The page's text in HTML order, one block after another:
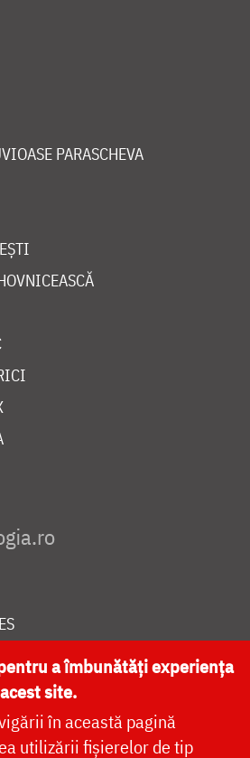
PARASCHEVA
CATEDRALA NAȚIONALĂ
a îmbunătăți experiența
site.
în această pagină
utilizării fișierelor de tip